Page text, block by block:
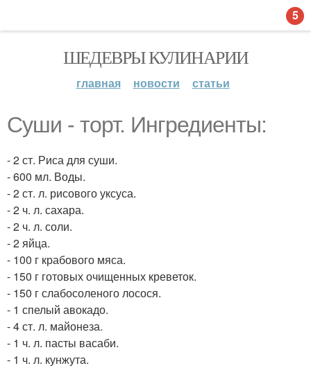
ШЕДЕВРЫ КУЛИНАРИИ
главная новости статьи
Суши - торт. Ингредиенты:
- 2 ст. Риса для суши.
- 600 мл. Воды.
- 2 ст. л. рисового уксуса.
- 2 ч. л. сахара.
- 2 ч. л. соли.
- 2 яйца.
- 100 г крабового мяса.
- 150 г готовых очищенных креветок.
- 150 г слабосоленого лосося.
- 1 спелый авокадо.
- 4 ст. л. майонеза.
- 1 ч. л. пасты васаби.
- 1 ч. л. кунжута.
5